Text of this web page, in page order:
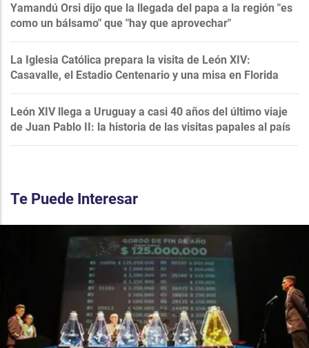
Yamandú Orsi dijo que la llegada del papa a la región "es
como un bálsamo" que "hay que aprovechar"
La Iglesia Católica prepara la visita de León XIV:
Casavalle, el Estadio Centenario y una misa en Florida
León XIV llega a Uruguay a casi 40 años del último viaje
de Juan Pablo II: la historia de las visitas papales al país
Te Puede Interesar